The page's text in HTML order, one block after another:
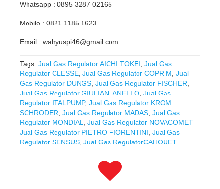
FISCHER
AICHI TOKEI
Whatsapp : 0895 3287 02165
Mobile : 0821 1185 1623
Email : wahyuspi46@gmail.com
Tags: Jual Gas Regulator AICHI TOKEI Jual Gas
Regulator CLESSE Jual Gas Regulator COPRIM Jual
Gas Regulator DUNGS Jual Gas Regulator FISCHER
Jual Gas Regulator GIULIANI ANELLO Jual Gas
Regulator ITALPUMP, Jual Gas Regulator KROM
SCHRODER Jual Gas Regulator MADAS Jual Gas
Regulator MONDIAL
Jual Gas Regulator NOVACOMET,
Jual Gas Regulator PIETRO FIORENTINI Jual Gas
Regulator SENSUS Jual Gas RegulatorCAHOUET